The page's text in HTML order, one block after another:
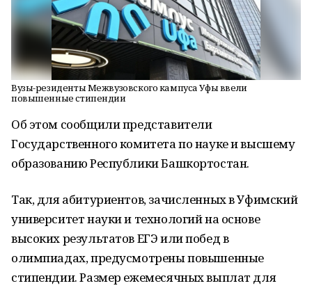
Вузы-резиденты Межвузовского кампуса Уфы ввели
повышенные стипендии
Об этом сообщили представители
Государственного комитета по науке и высшему
образованию Республики Башкортостан.
Так, для абитуриентов, зачисленных в Уфимский
университет науки и технологий на основе
высоких результатов ЕГЭ или побед в
олимпиадах, предусмотрены повышенные
стипендии. Размер ежемесячных выплат для